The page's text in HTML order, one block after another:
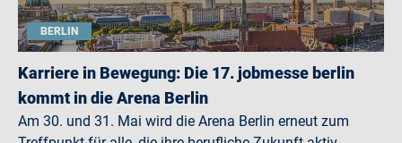
BERLIN
Karriere in Bewegung: Die 17. jobmesse berlin
kommt in die Arena Berlin
Am 30. und 31. Mai wird die Arena Berlin erneut zum